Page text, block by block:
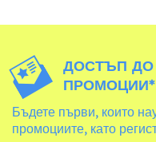
ДОСТЪП ДО
ПРОМОЦИИ*
Бъдете първи, които
промоциите, като